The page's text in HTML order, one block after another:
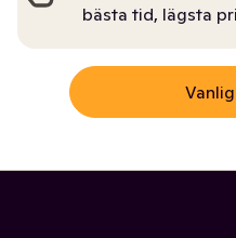
bästa tid, lägsta